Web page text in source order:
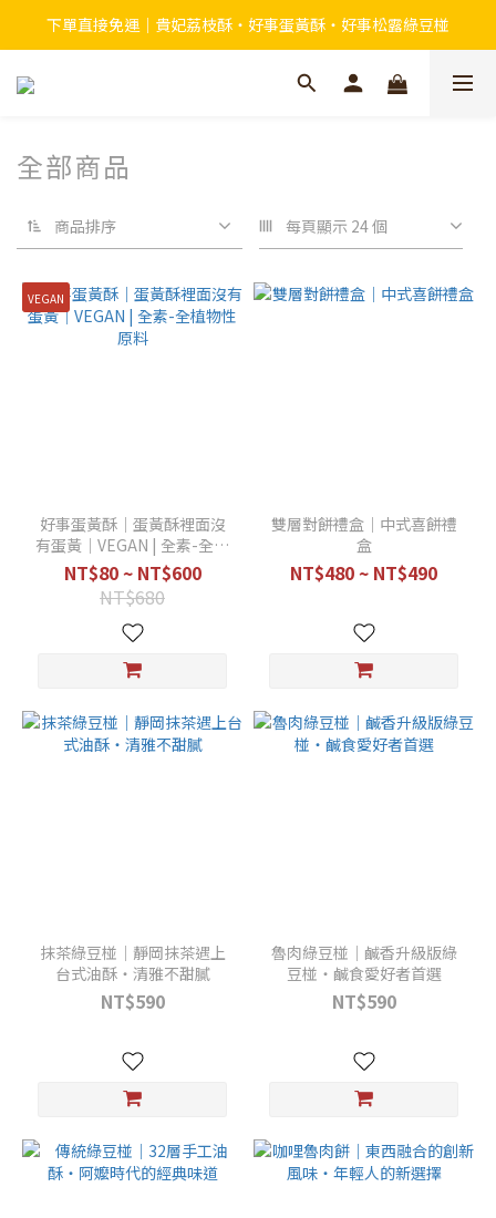
下單直接免運｜貴妃荔枝酥・好事蛋黃酥・好事松露綠豆椪
全部商品
商品排序 每頁顯示 24 個
VEGAN
好事蛋黃酥｜蛋黃酥裡面沒
有蛋黃｜VEGAN | 全素-全植
物性原料
NT$80 ~ NT$600
NT$680
雙層對餅禮盒｜中式喜餅禮
盒
NT$480 ~ NT$490
抹茶綠豆椪｜靜岡抹茶遇上
台式油酥・清雅不甜膩
NT$590
魯肉綠豆椪｜鹹香升級版綠
豆椪・鹹食愛好者首選
NT$590